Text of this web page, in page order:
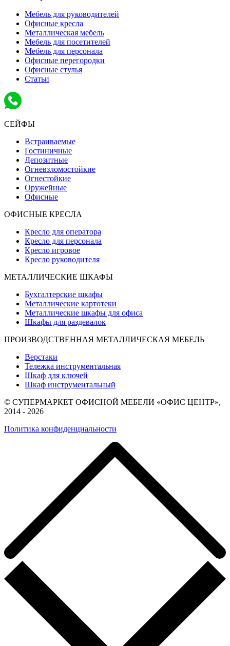
Мебель для руководителей
Офисные кресла
Металлическая мебель
Мебель для посетителей
Мебель для персонала
Офисные перегородки
Офисные стулья
Статьи
СЕЙФЫ
Встраиваемые
Гостиничные
Депозитные
Огневзломостойкие
Огнестойкие
Оружейные
Офисные
ОФИСНЫЕ КРЕСЛА
Кресло для оператора
Кресло для персонала
Кресло игровое
Кресло руководителя
МЕТАЛЛИЧЕСКИЕ ШКАФЫ
Бухгалтерские шкафы
Металлические картотеки
Металлические шкафы для офиса
Шкафы для раздевалок
ПРОИЗВОДСТВЕННАЯ МЕТАЛЛИЧЕСКАЯ МЕБЕЛЬ
Верстаки
Тележка инструментальная
Шкаф для ключей
Шкаф инструментальный
© СУПЕРМАРКЕТ ОФИСНОЙ МЕБЕЛИ «ОФИС ЦЕНТР»,
2014 - 2026
Политика конфиденциальности